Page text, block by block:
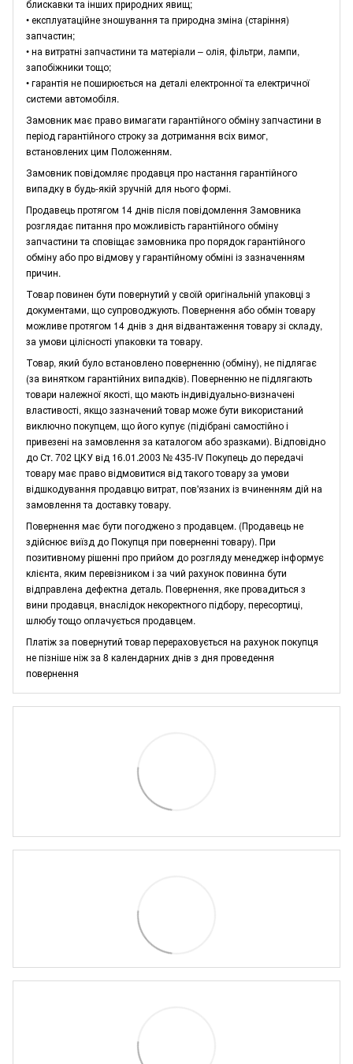
блискавки та інших природних явищ;
• експлуатаційне зношування та природна зміна (старіння)
запчастин;
• на витратні запчастини та матеріали – олія, фільтри, лампи,
запобіжники тощо;
• гарантія не поширюється на деталі електронної та електричної
системи автомобіля.
Замовник має право вимагати гарантійного обміну запчастини в
період гарантійного строку за дотримання всіх вимог,
встановлених цим Положенням.
Замовник повідомляє продавця про настання гарантійного
випадку в будь-якій зручній для нього формі.
Продавець протягом 14 днів після повідомлення Замовника
розглядає питання про можливість гарантійного обміну
запчастини та сповіщає замовника про порядок гарантійного
обміну або про відмову у гарантійному обміні із зазначенням
причин.
Товар повинен бути повернутий у своїй оригінальній упаковці з
документами, що супроводжують. Повернення або обмін товару
можливе протягом 14 днів з дня відвантаження товару зі складу,
за умови цілісності упаковки та товару.
Товар, який було встановлено поверненню (обміну), не підлягає
(за винятком гарантійних випадків). Поверненню не підлягають
товари належної якості, що мають індивідуально-визначені
властивості, якщо зазначений товар може бути використаний
виключно покупцем, що його купує (підібрані самостійно і
привезені на замовлення за каталогом або зразками). Відповідно
до Ст. 702 ЦКУ від 16.01.2003 № 435-IV Покупець до передачі
товару має право відмовитися від такого товару за умови
відшкодування продавцю витрат, пов'язаних із вчиненням дій на
замовлення та доставку товару.
Повернення має бути погоджено з продавцем. (Продавець не
здійснює виїзд до Покупця при поверненні товару). При
позитивному рішенні про прийом до розгляду менеджер інформує
клієнта, яким перевізником і за чий рахунок повинна бути
відправлена дефектна деталь. Повернення, яке провадиться з
вини продавця, внаслідок некоректного підбору, пересортиці,
шлюбу тощо оплачується продавцем.
Платіж за повернутий товар перераховується на рахунок покупця
не пізніше ніж за 8 календарних днів з дня проведення
повернення